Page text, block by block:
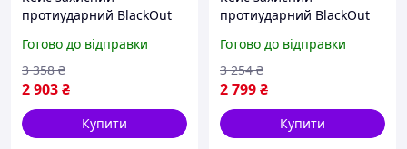
протиударний BlackOut
Готово до відправки
2 903₴
3 358 ₴
Купити
протиударний BlackOut
Готово до відправки
2 799₴
3 254 ₴
Купити